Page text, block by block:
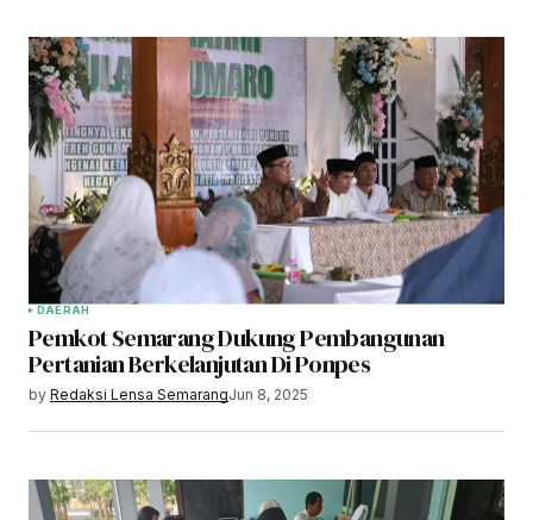
DAERAH
Pemkot Semarang Dukung Pembangunan
Pertanian Berkelanjutan Di Ponpes
by Redaksi Lensa SemarangJun 8, 2025